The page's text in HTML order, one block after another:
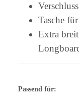
Tasche
Extra
Passend für: